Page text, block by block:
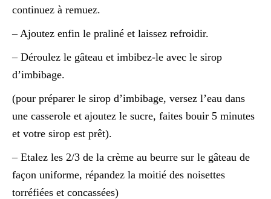
continuez à remuez.
– Ajoutez enfin le praliné et laissez refroidir.
– Déroulez le gâteau et imbibez-le avec le sirop
d’imbibage.
(pour préparer le sirop d’imbibage, versez l’eau dans
une casserole et ajoutez le sucre, faites bouir 5 minutes
et votre sirop est prêt).
– Etalez les 2/3 de la crème au beurre sur le gâteau de
façon uniforme, répandez la moitié des noisettes
torréfiées et concassées)